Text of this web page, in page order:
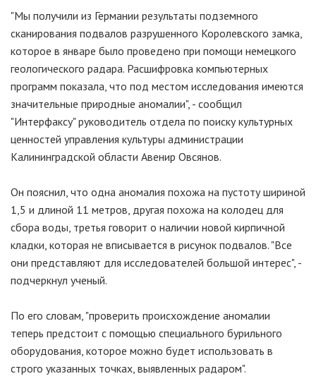
"Мы получили из Германии результаты подземного
сканирования подвалов разрушенного Королевского замка,
которое в январе было проведено при помощи немецкого
геологического радара. Расшифровка компьютерных
программ показала, что под местом исследования имеются
значительные природные аномалии", - сообщил
"Интерфаксу" руководитель отдела по поиску культурных
ценностей управления культуры администрации
Калининградской области Авенир Овсянов.
Он пояснил, что одна аномалия похожа на пустоту шириной
1,5 и длиной 11 метров, другая похожа на колодец для
сбора воды, третья говорит о наличии новой кирпичной
кладки, которая не вписывается в рисунок подвалов. "Все
они представляют для исследователей большой интерес", -
подчеркнул ученый.
По его словам, "проверить происхождение аномалии
теперь предстоит с помощью специального бурильного
оборудования, которое можно будет использовать в
строго указанных точках, выявленных радаром".